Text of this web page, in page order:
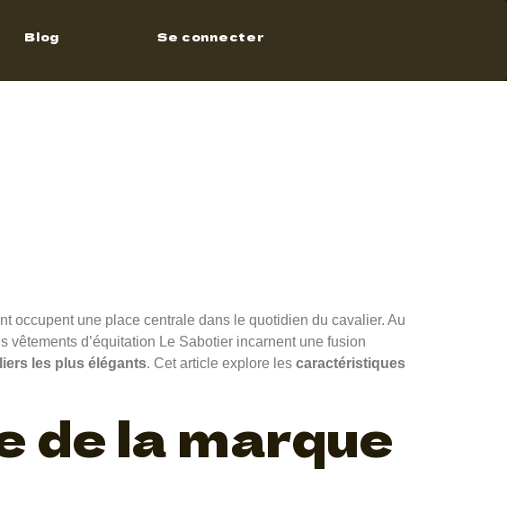
Blog Se connecter
occupent une place centrale dans le quotidien du cavalier. Au
d’équitation Le Sabotier incarnent une fusion
les plus élégants. Cet article explore les caractéristiques
de la marque